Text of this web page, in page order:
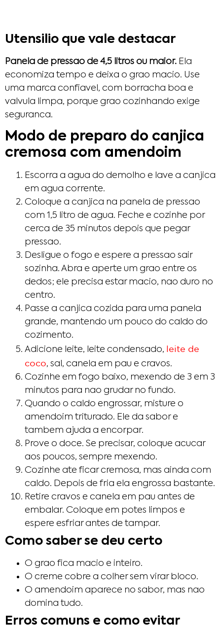
Utensilio que vale destacar
Panela de pressao de 4,5 litros ou maior. Ela
economiza tempo e deixa o grao macio. Use
uma marca confiavel, com borracha boa e
valvula limpa, porque grao cozinhando exige
seguranca.
Modo de preparo do canjica
cremosa com amendoim
Escorra a agua do demolho e lave a canjica
em agua corrente.
Coloque a canjica na panela de pressao
com 1,5 litro de agua. Feche e cozinhe por
cerca de 35 minutos depois que pegar
pressao.
Desligue o fogo e espere a pressao sair
sozinha. Abra e aperte um grao entre os
dedos; ele precisa estar macio, nao duro no
centro.
Passe a canjica cozida para uma panela
grande, mantendo um pouco do caldo do
cozimento.
Adicione leite, leite condensado, leite de
coco, sal, canela em pau e cravos.
Cozinhe em fogo baixo, mexendo de 3 em 3
minutos para nao grudar no fundo.
Quando o caldo engrossar, misture o
amendoim triturado. Ele da sabor e
tambem ajuda a encorpar.
Prove o doce. Se precisar, coloque acucar
aos poucos, sempre mexendo.
Cozinhe ate ficar cremosa, mas ainda com
caldo. Depois de fria ela engrossa bastante.
Retire cravos e canela em pau antes de
embalar. Coloque em potes limpos e
espere esfriar antes de tampar.
Como saber se deu certo
O grao fica macio e inteiro.
O creme cobre a colher sem virar bloco.
O amendoim aparece no sabor, mas nao
domina tudo.
Erros comuns e como evitar